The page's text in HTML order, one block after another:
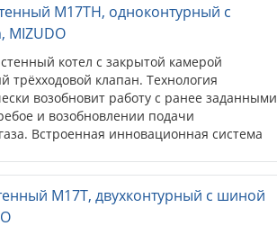
M17ТH, одноконтурный с
MIZUDO
котел с закрытой камерой
трёхходовой клапан. Технология
возобновит работу с ранее заданными
и возобновлении подачи
Встроенная инновационная система
работе. OpenTherm - это стандартный
используемый в котловых системах
котлом и контроллером.
M17T, двухконтурный с шиной